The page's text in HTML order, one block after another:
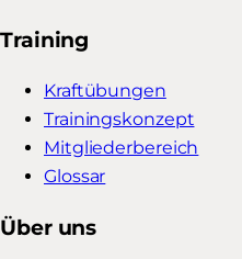
Training
Kraftübungen
Trainingskonzept
Mitgliederbereich
Glossar
Über uns